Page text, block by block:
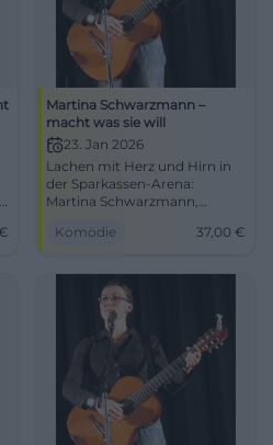
€
Martina Schwarzmann –
macht was sie will
23. Jan 2026
Lachen mit Herz und Hirn in
der Sparkassen-Arena:
Martina Schwarzmann,
Pointen. 23.01.2026, 20:00, 37
weiterempfehlen. #Landshut
Komödie 37,00 €